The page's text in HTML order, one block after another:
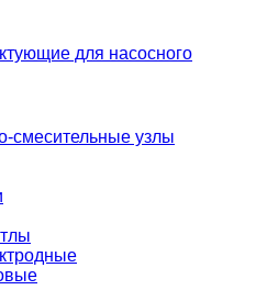
для насосного
смесительные узлы